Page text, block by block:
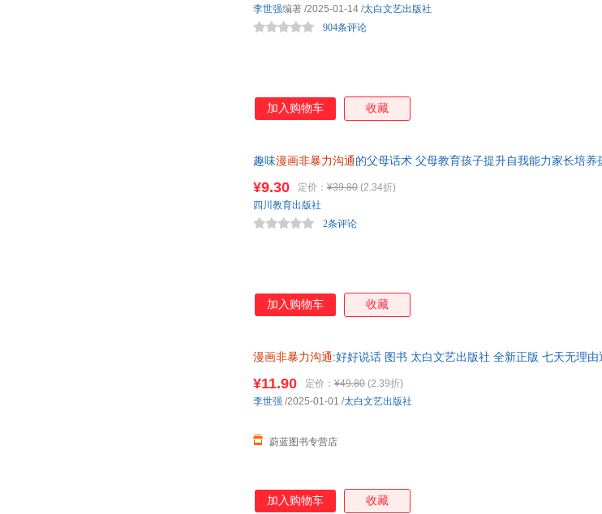
904条评论
李世强编著 /2025-01-14 /太白文艺出版社
加入购物车 收藏
趣味漫画非暴力沟通 的父母话术 父母教育孩子提升自我能力家长培
¥9.30 定价： ¥39.80 (2.34折)
2条评论
四川教育出版社
加入购物车 收藏
漫画非暴力沟通 :好好说话 图书 太白文艺出版社 全新正版 七天无理
¥11.90 定价： ¥49.80 (2.39折)
蔚蓝图书专营店
李世强 /2025-01-01 /太白文艺出版社
加入购物车 收藏